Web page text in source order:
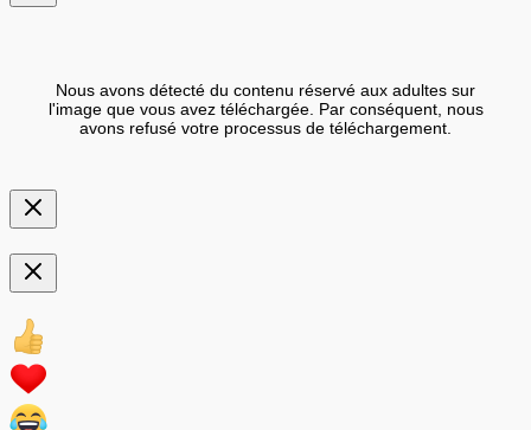
Nous avons détecté du contenu réservé aux adultes sur
l'image que vous avez téléchargée. Par conséquent, nous
avons refusé votre processus de téléchargement.